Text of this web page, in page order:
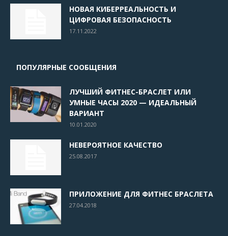
НОВАЯ КИБЕРРЕАЛЬНОСТЬ И
ЦИФРОВАЯ БЕЗОПАСНОСТЬ
17.11.2022
ПОПУЛЯРНЫЕ СООБЩЕНИЯ
ЛУЧШИЙ ФИТНЕС-БРАСЛЕТ ИЛИ
УМНЫЕ ЧАСЫ 2020 — ИДЕАЛЬНЫЙ
ВАРИАНТ
10.01.2020
НЕВЕРОЯТНОЕ КАЧЕСТВО
25.08.2017
ПРИЛОЖЕНИЕ ДЛЯ ФИТНЕС БРАСЛЕТА
27.04.2018